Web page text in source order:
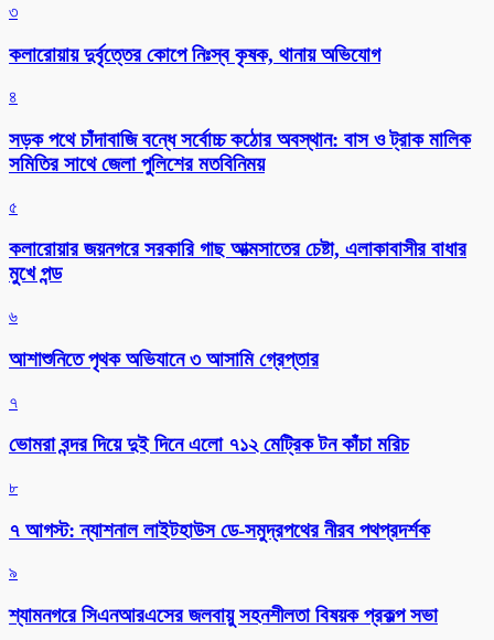
৩
কলারোয়ায় দুর্বৃত্তের কোপে নিঃস্ব কৃষক, থানায় অভিযোগ
৪
সড়ক পথে চাঁদাবাজি বন্ধে সর্বোচ্চ কঠোর অবস্থান: বাস ও ট্রাক মালিক
সমিতির সাথে জেলা পুলিশের মতবিনিময়
৫
কলারোয়ার জয়নগরে সরকারি গাছ আত্মসাতের চেষ্টা, এলাকাবাসীর বাধার
মুখে পন্ড
৬
আশাশুনিতে পৃথক অভিযানে ৩ আসামি গ্রেপ্তার
৭
ভোমরা বন্দর দিয়ে দুই দিনে এলো ৭১২ মেট্রিক টন কাঁচা মরিচ
৮
৭ আগস্ট: ন্যাশনাল লাইটহাউস ডে-সমুদ্রপথের নীরব পথপ্রদর্শক
৯
শ্যামনগরে সিএনআরএসের জলবায়ু সহনশীলতা বিষয়ক প্রকল্প সভা